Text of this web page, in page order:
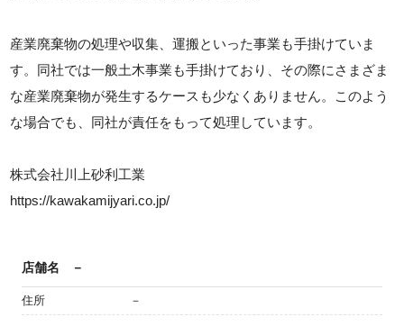
産業廃棄物の処理や収集、運搬といった事業も手掛けていま
す。同社では一般土木事業も手掛けており、その際にさまざま
な産業廃棄物が発生するケースも少なくありません。このよう
な場合でも、同社が責任をもって処理しています。
株式会社川上砂利工業
https://kawakamijyari.co.jp/
店舗名 －
住所 －